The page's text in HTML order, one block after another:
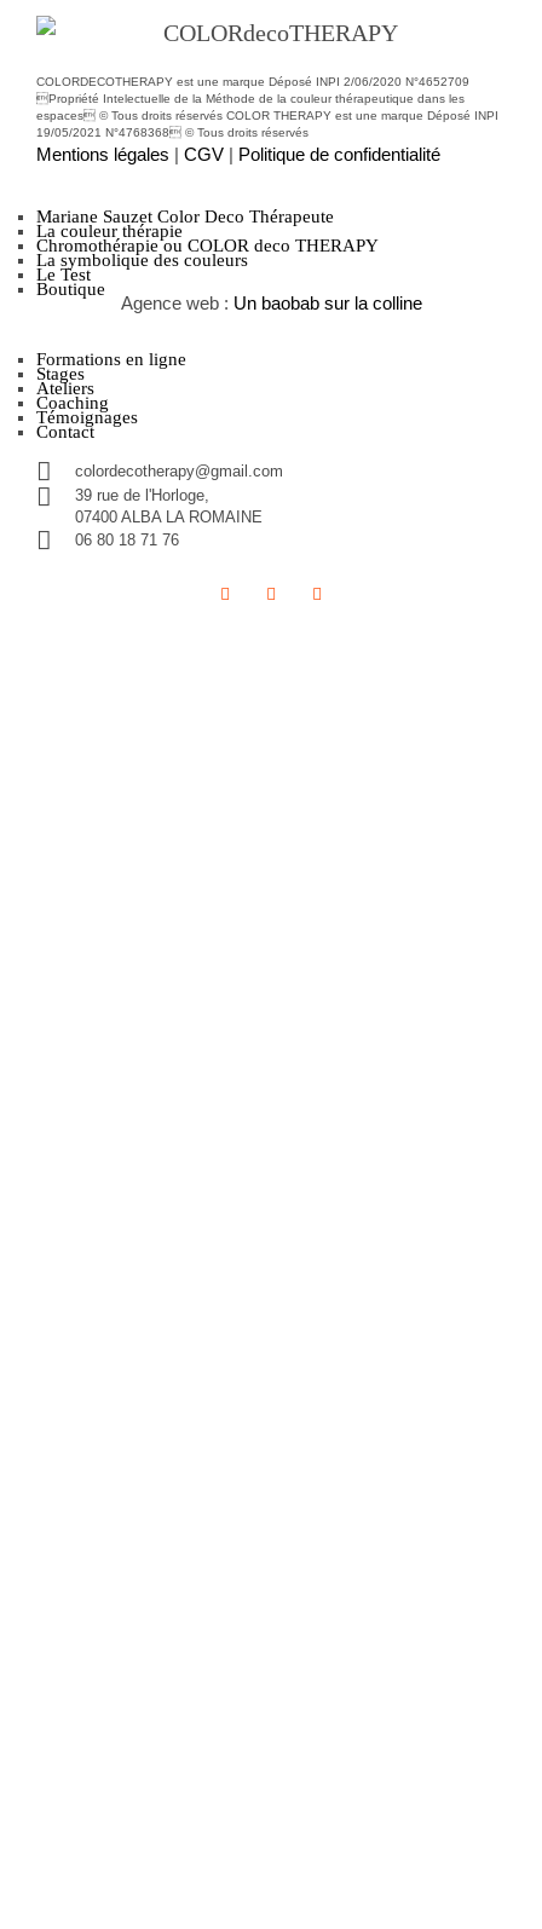
COLORDECOTHERAPY est une marque Déposé INPI 2/06/2020 N°4652709
Propriété Intelectuelle de la Méthode de la couleur thérapeutique dans les
espaces © Tous droits réservés COLOR THERAPY est une marque Déposé INPI
19/05/2021 N°4768368 © Tous droits réservés
Mentions légales |CGV | Politique de confidentialité
Mariane Sauzet Color Deco Thérapeute
La couleur thérapie
Chromothérapie ou COLOR deco THERAPY
La symbolique des couleurs
Le Test
Boutique
Agence web : Un baobab sur la colline
Formations en ligne
Stages
Ateliers
Coaching
Témoignages
Contact
colordecotherapy@gmail.com
39 rue de l'Horloge,
07400 ALBA LA ROMAINE
06 80 18 71 76‬